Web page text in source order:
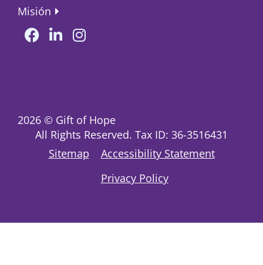
Misión
2026 © Gift of Hope
All Rights Reserved. Tax ID: 36-3516431
Sitemap
Accessibility Statement
Privacy Policy